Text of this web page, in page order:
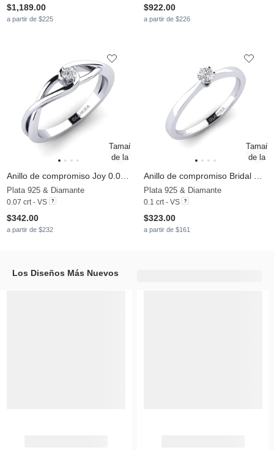
$1,189.00
a partir de $225
$922.00
a partir de $226
Plata 925 & Diamante
0.07 crt - VS
$342.00
a partir de $232
Plata 925 & Diamante
0.1 crt - VS
$323.00
a partir de $161
Los Diseños Más Nuevos